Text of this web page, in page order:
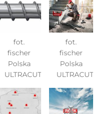
fot.
fischer
Polska
ULTRACUT
fot.
fischer
Polska
ULTRACUT